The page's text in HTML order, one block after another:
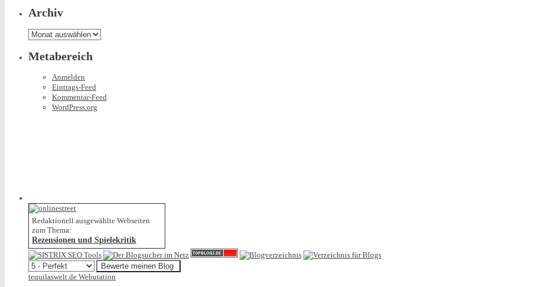
hier
so
gibt
Archiv
Archiv
Metabereich
Anmelden
Eintrags-Feed
Kommentar-Feed
WordPress.org
Redaktionell ausgewählte Webseiten
zum Thema:
Rezensionen und Spielekritik
tequilaswelt.de Webutation